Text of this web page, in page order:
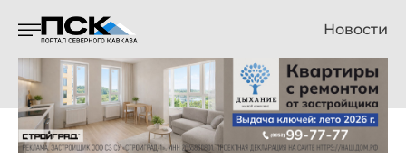
Новости